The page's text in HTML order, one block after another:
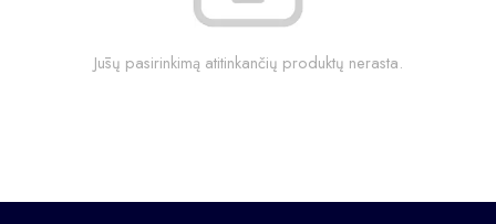
Jūsų pasirinkimą atitinkančių produktų nerasta.